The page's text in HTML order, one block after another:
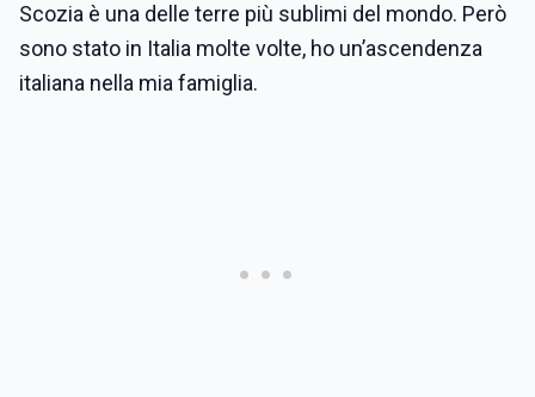
Scozia è una delle terre più sublimi del mondo. Però
sono stato in Italia molte volte, ho un’ascendenza
italiana nella mia famiglia.